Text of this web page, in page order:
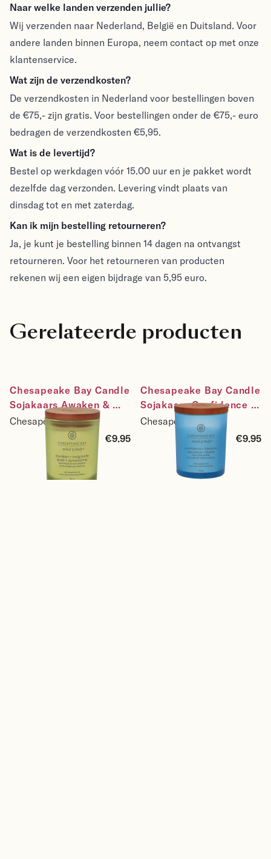
Naar welke landen verzenden jullie?
Wij verzenden naar Nederland, België en Duitsland. Voor
andere landen binnen Europa, neem contact op met onze
klantenservice.
Wat zijn de verzendkosten?
De verzendkosten in Nederland voor bestellingen boven
de €75,- zijn gratis. Voor bestellingen onder de €75,- euro
bedragen de verzendkosten €5,95.
Wat is de levertijd?
Bestel op werkdagen vóór 15.00 uur en je pakket wordt
dezelfde dag verzonden. Levering vindt plaats van
dinsdag tot en met zaterdag.
Kan ik mijn bestelling retourneren?
Ja, je kunt je bestelling binnen 14 dagen na ontvangst
retourneren. Voor het retourneren van producten
rekenen wij een eigen bijdrage van 5,95 euro.
Gerelateerde producten
Chesapeake Bay Candle
Sojakaars Awaken &
Invigorate - Lemongrass
Eucalyptus - maat small
Chesapeake Bay
€9.95
Chesapeake Bay Candle
Sojakaars Confidence &
Freedom - Oak Moss
Amber - maat small
Chesapeake Bay
€9.95